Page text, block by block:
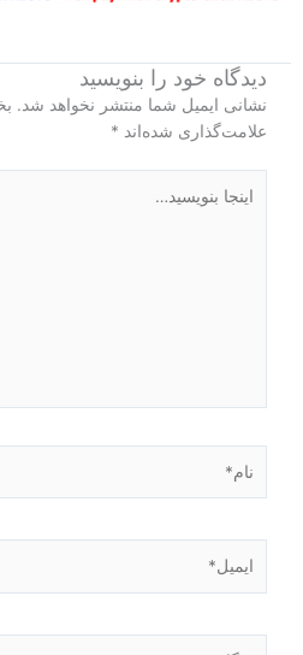
دیدگاه‌ خود را بنویسید
نشانی ایمیل شما منتشر نخواهد شد.
علامت‌گذاری شده‌اند *
بنویسید…